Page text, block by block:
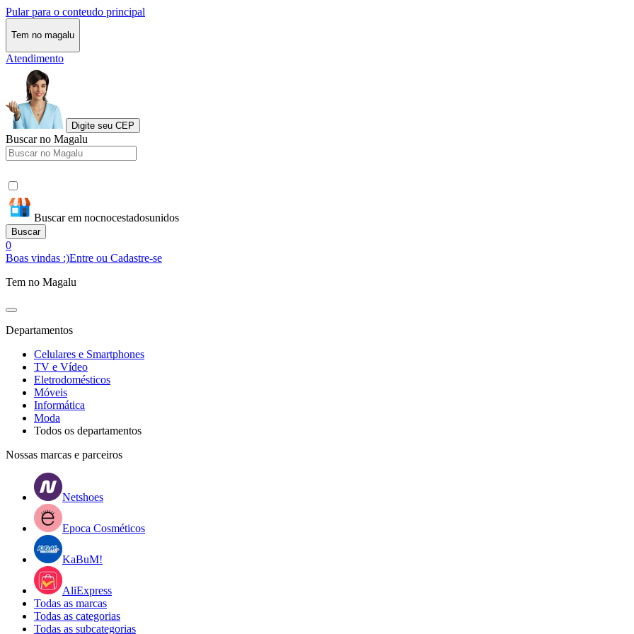
Pular para o conteudo principal
Tem no magalu
Atendimento
Digite seu CEP
Buscar no Magalu
Buscar em nocnocestadosunidos
Buscar
0
Boas vindas :)Entre ou Cadastre-se
Tem no Magalu
Departamentos
Celulares e Smartphones
TV e Vídeo
Eletrodomésticos
Móveis
Informática
Moda
Todos os departamentos
Nossas marcas e parceiros
Netshoes
Epoca Cosméticos
KaBuM!
AliExpress
Todas as marcas
Todas as categorias
Todas as subcategorias